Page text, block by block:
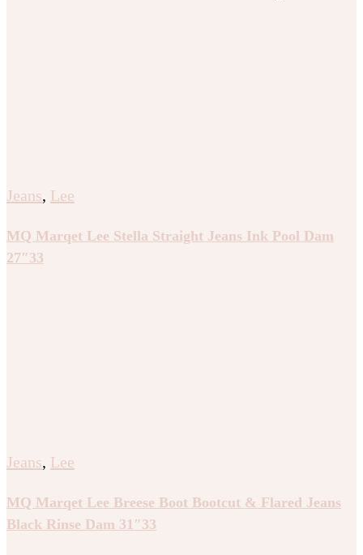
Jeans, Lee
MQ Marqet Lee Stella Straight Jeans Ink Pool Dam
27″33
Jeans, Lee
MQ Marqet Lee Breese Boot Bootcut & Flared Jeans
Black Rinse Dam 31″33